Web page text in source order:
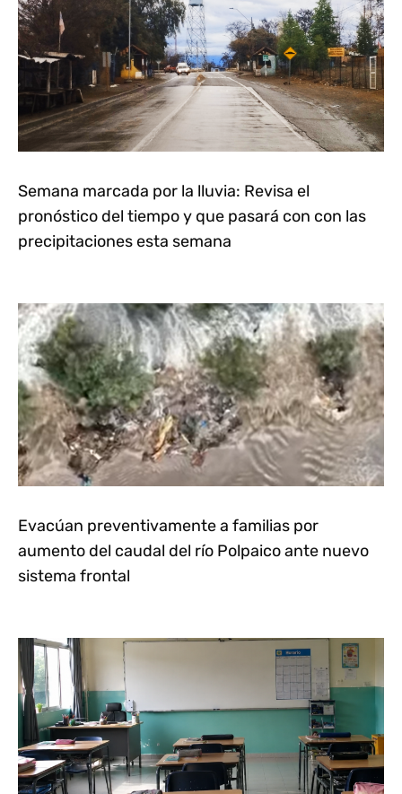
Semana marcada por la lluvia: Revisa el
pronóstico del tiempo y que pasará con con las
precipitaciones esta semana
Evacúan preventivamente a familias por
aumento del caudal del río Polpaico ante nuevo
sistema frontal